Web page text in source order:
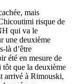
mais
risque de
qui va le
une deuxième
là d’être
été en mesure de
tôt que la deuxième
arrivé à Rimouski,